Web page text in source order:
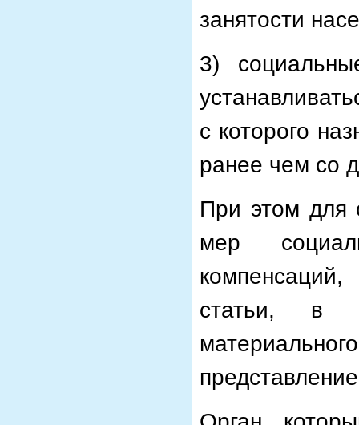
занятости
3)
с которого
ранее чем со
При этом для
мер
статьи, в